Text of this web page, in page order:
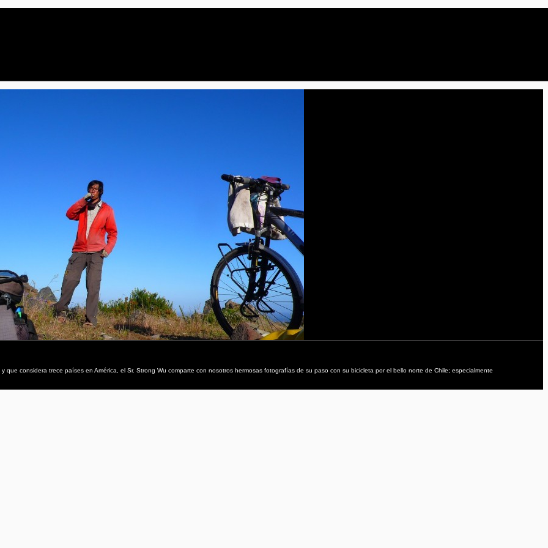
considera trece países en América, el Sr. Strong Wu comparte con nosotros hermosas fotografías de su paso con su bicicleta por el bello norte de Chile; especialmente